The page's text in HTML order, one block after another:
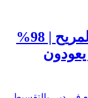
شقق للبيع في دبي بالتقسيط المريح | 98%